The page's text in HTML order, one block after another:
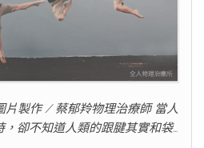
製作 / 蔡郁羚物理治療師 當人
卻不知道人類的跟腱其實和袋…